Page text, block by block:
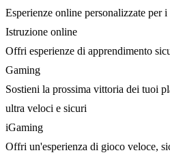
Esperienze online personalizzate per
Istruzione online
Offri esperienze di apprendimento
Gaming
Sostieni la prossima vittoria dei tuoi
ultra veloci e sicuri
iGaming
Offri un'esperienza di gioco veloce,